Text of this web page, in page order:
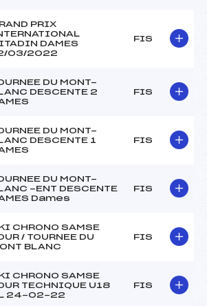
PRIX
DAMES
03/2022
FIS
DU MONT-
DESCENTE 2
FIS
DU MONT-
DESCENTE 1
FIS
DU MONT-
-ENT DESCENTE
Dames
FIS
CHRONO SAMSE
/ TOURNEE DU
BLANC
FIS
CHRONO SAMSE
TECHNIQUE U18
24-02-22
FIS